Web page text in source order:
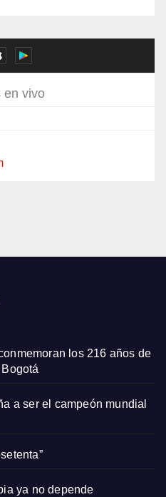
los 216 años de
a ser el campeón mundial
ya no depende